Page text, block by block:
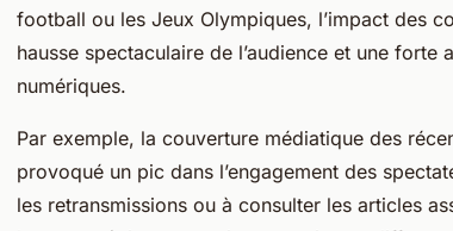
football ou les Jeux Olympiques, l’impact des
hausse spectaculaire de l’audience et une
numériques.
Par exemple, la couverture médiatique des
provoqué un pic dans l’engagement des
les retransmissions ou à consulter les articles